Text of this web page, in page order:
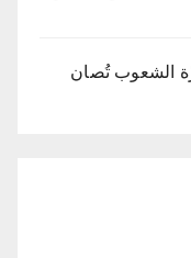
الشعوب تُصان